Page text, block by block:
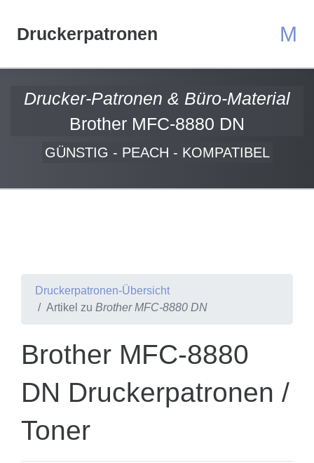
Druckerpatronen M
Drucker-Patronen & Büro-Material
Brother MFC-8880 DN
GÜNSTIG - PEACH - KOMPATIBEL
Druckerpatronen-Übersicht
Artikel zu Brother MFC-8880 DN
Brother MFC-8880
DN Druckerpatronen /
Toner